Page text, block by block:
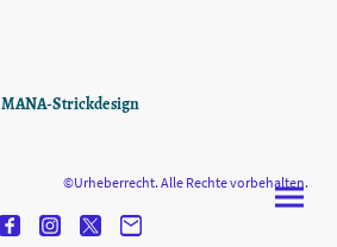
MANA-Strickdesign
©Urheberrecht. Alle Rechte vorbehalten.